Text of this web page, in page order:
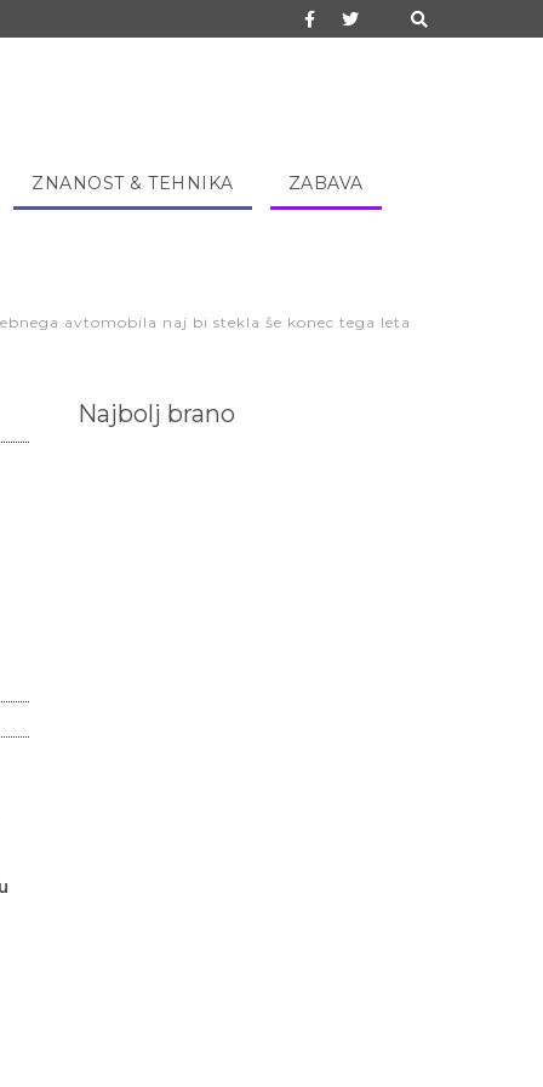
ZNANOST & TEHNIKA ZABAVA
avtomobila naj bi stekla še konec tega leta
Najbolj brano